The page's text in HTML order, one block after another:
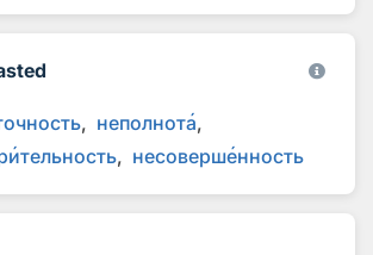
неполнота
ительность несовершенность